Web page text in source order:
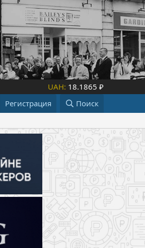
UAH: 18.1865 ₽
Регистрация Поиск